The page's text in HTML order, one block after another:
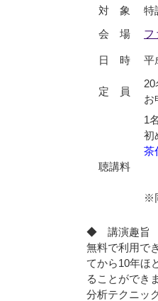
対 象
特
会 場
フ
日 時 平
定 員
お
聴講料
1
初
茶
※
◆ 講演趣
無料で利用で
てから10年ほ
ることができ
分析テクニッ